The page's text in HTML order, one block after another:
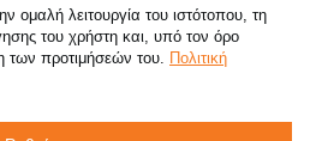
από σταθερό, χωρίς χρέωση),
ομαλή λειτουργία του ιστότοπου, τη
του χρήστη και, υπό τον όρο
των προτιμήσεών του. Πολιτική